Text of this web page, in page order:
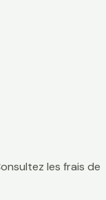
les frais de